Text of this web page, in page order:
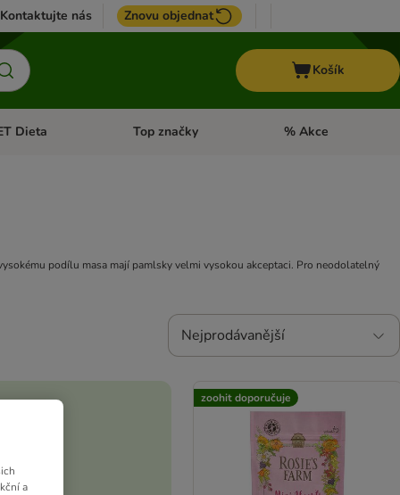
Kontaktujte nás Znovu objednat
Košík
Koně
Dieta Otevřít menu: + VET Dieta
Top značky Otevřít menu: Top
% Akce
podílu masa mají pamlsky velmi vysokou akceptaci. Pro neodolatelný
Nejprodávanější
zoohit doporučuje
a